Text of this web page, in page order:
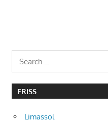
FRISS
Limassol